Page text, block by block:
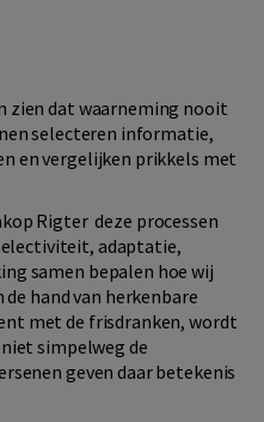
zien dat waarneming nooit
selecteren informatie,
en vergelijken prikkels met
Rigter deze processen
adaptatie,
samen bepalen hoe wij
hand van herkenbare
met de frisdranken, wordt
simpelweg de
geven daar betekenis